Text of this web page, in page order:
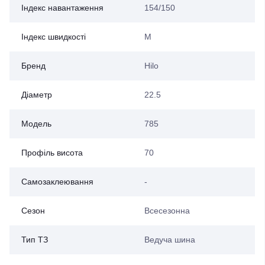
Індекс навантаження 154/150
Індекс швидкості M
Бренд Hilo
Діаметр 22.5
Модель 785
Профіль висота 70
Самозаклеювання -
Сезон Всесезонна
Тип ТЗ Ведуча шина